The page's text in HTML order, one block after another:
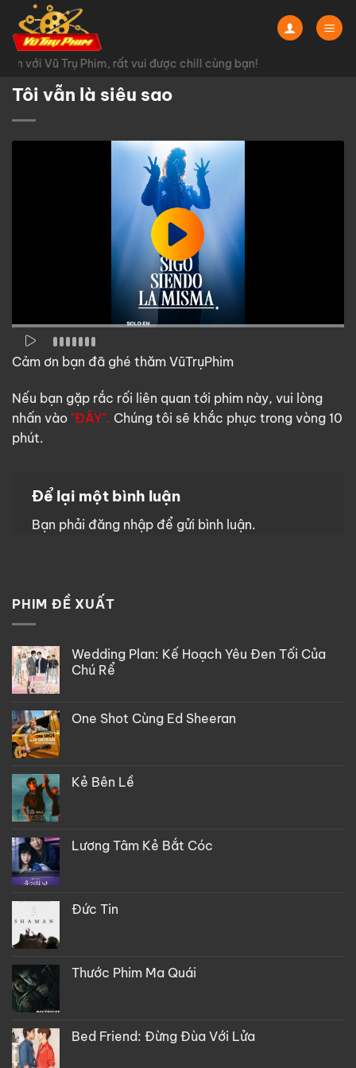
Chuyển
đến
nội
dungvới Vũ Trụ Phim, rất vui được chill cùng bạn!
Tôi vẫn là siêu sao
Cảm ơn bạn đã ghé thăm VũTrụPhim
Nếu bạn gặp rắc rối liên quan tới phim này, vui lòng
nhấn vào "ĐÂY". Chúng tôi sẽ khắc phục trong vòng 10
phút.
Để lại một bình luận
Bạn phải đăng nhập để gửi bình luận.
PHIM ĐỀ XUẤT
Wedding Plan: Kế Hoạch Yêu Đen Tối Của
Chú Rể
One Shot Cùng Ed Sheeran
Kẻ Bên Lề
Lương Tâm Kẻ Bắt Cóc
Đức Tin
Thước Phim Ma Quái
Bed Friend: Đừng Đùa Với Lửa